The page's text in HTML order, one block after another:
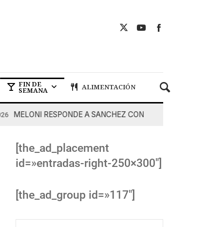
FIN DE
SEMANA ALIMENTACIÓN
MELONI RESPONDE A SANCHEZ CON DUREZA
[the_ad_placement
id=»entradas-right-250×300″]
[the_ad_group id=»117″]